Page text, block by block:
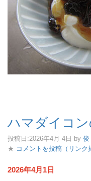
ハマダイコン
投稿日:2026年4月 4日 by 俊
★ コメントを投稿（リンク
2026年4月1日